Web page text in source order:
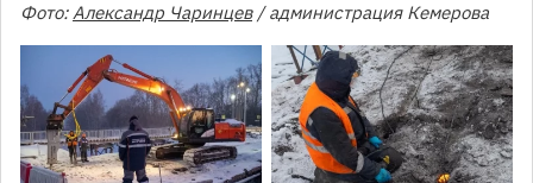
Фото:Александр Чаринцев/ администрация Кемерова